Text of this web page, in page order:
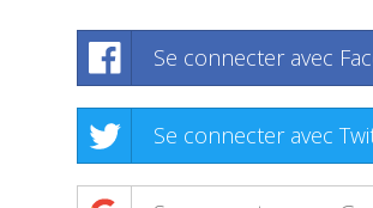
Se connecter avec
Se connecter avec